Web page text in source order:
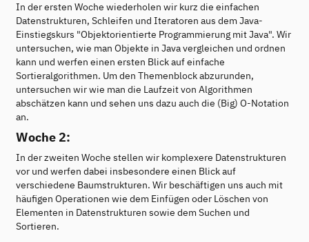
In der ersten Woche wiederholen wir kurz die einfachen
Datenstrukturen, Schleifen und Iteratoren aus dem Java-
Einstiegskurs "Objektorientierte Programmierung mit Java". Wir
untersuchen, wie man Objekte in Java vergleichen und ordnen
kann und werfen einen ersten Blick auf einfache
Sortieralgorithmen. Um den Themenblock abzurunden,
untersuchen wir wie man die Laufzeit von Algorithmen
abschätzen kann und sehen uns dazu auch die (Big) O-Notation
an.
Woche 2:
In der zweiten Woche stellen wir komplexere Datenstrukturen
vor und werfen dabei insbesondere einen Blick auf
verschiedene Baumstrukturen. Wir beschäftigen uns auch mit
häufigen Operationen wie dem Einfügen oder Löschen von
Elementen in Datenstrukturen sowie dem Suchen und
Sortieren.